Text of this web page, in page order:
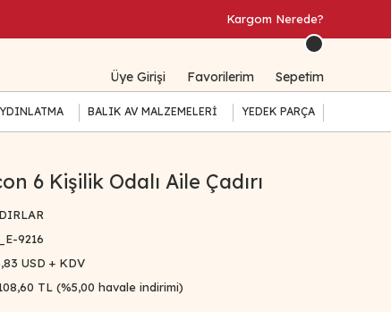
Kargom Nerede?
Üye Girişi Favorilerim Sepetim
BALIK AV MALZEMELERİ YEDEK PARÇA
6 Kişilik Odalı Aile Çadırı
9216
USD + KDV
TL (%5,00 havale indirimi)